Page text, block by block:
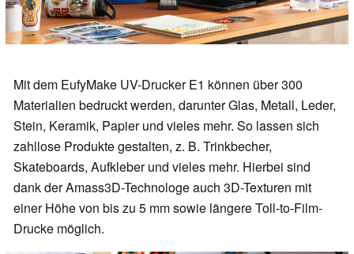
Mit dem EufyMake UV-Drucker E1 können über 300
Materialien bedruckt werden, darunter Glas, Metall, Leder,
Stein, Keramik, Papier und vieles mehr. So lassen sich
zahllose Produkte gestalten, z. B. Trinkbecher,
Skateboards, Aufkleber und vieles mehr. Hierbei sind
dank der Amass3D-Technologe auch 3D-Texturen mit
einer Höhe von bis zu 5 mm sowie längere Toll-to-Film-
Drucke möglich.